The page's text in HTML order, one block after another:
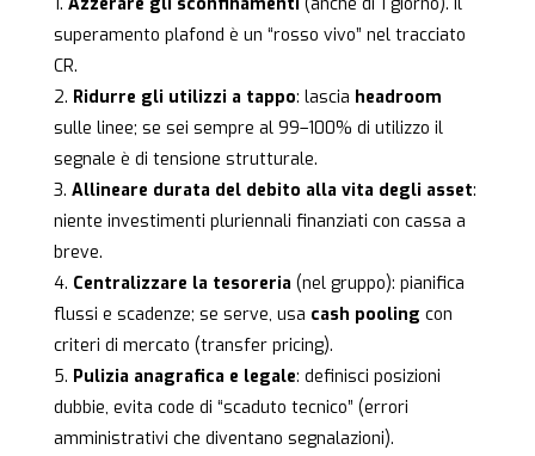
superamento plafond è un “rosso vivo” nel tracciato
CR.
Ridurre gli utilizzi a tappo: lascia headroom
sulle linee; se sei sempre al 99–100% di utilizzo il
segnale è di tensione strutturale.
Allineare durata del debito alla vita degli asset:
niente investimenti pluriennali finanziati con cassa a
breve.
Centralizzare la tesoreria (nel gruppo): pianifica
flussi e scadenze; se serve, usa cash pooling con
criteri di mercato (transfer pricing).
Pulizia anagrafica e legale: definisci posizioni
dubbie, evita code di “scaduto tecnico” (errori
amministrativi che diventano segnalazioni).